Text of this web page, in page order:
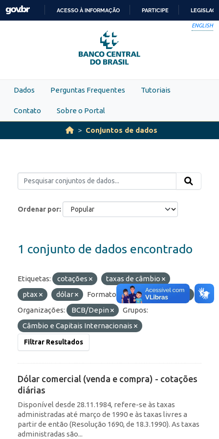
Skip to main content
PARA
O
CONTEÚDO
ACESSO À INFORMAÇÃO PARTICIPE
ENGLISH
Dados Perguntas Frequentes Tutoriais
Contato Sobre o Portal
Conjuntos de dados
Ordenar por
1 conjunto de dados encontrado
Etiquetas: cotações
taxas de câmbio
ptax
dólar Formatos: HTML
JSON
Organizações:
BCB/Depin
Grupos:
Câmbio e Capitais Internacionais
Filtrar Resultados
Dólar comercial (venda e compra) - cotações
diárias
Disponível desde 28.11.1984, refere-se às taxas
administradas até março de 1990 e às taxas livres a
partir de então (Resolução 1690, de 18.3.1990). As taxas
administradas são...